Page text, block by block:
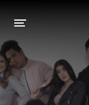
HOME
REBELDE